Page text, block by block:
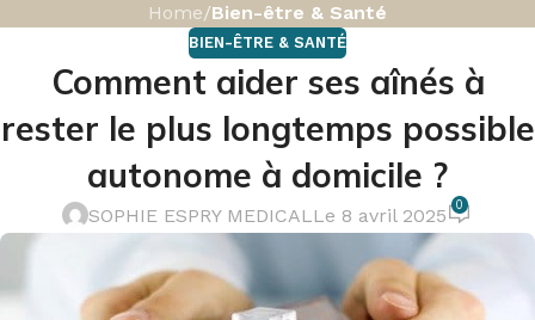
Home/Bien-être & Santé
BIEN-ÊTRE & SANTÉ
Comment aider ses aînés à
rester le plus longtemps possible
autonome à domicile ?
SOPHIE ESPRY MEDICAL Le 8 avril 2025 0